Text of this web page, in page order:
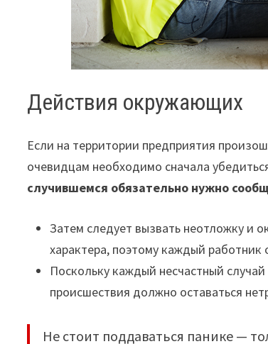
Действия окружающих
Если на территории предприятия
очевидцам необходимо сначала
случившемся обязательно нужно
Затем следует вызвать неотложку и
характера, поэтому каждый работник
Поскольку каждый несчастный
происшествия должно оставаться
Не стоит поддаваться панике —